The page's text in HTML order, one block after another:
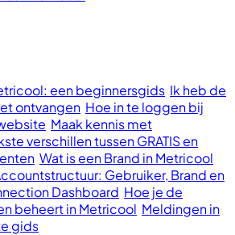
een beginnersgids Ik heb de
ontvangen Hoe in te loggen bij
Maak kennis met
verschillen tussen GRATIS en
Wat is een Brand in Metricool
Gebruiker, Brand en
Dashboard Hoe je de
beheert in Metricool Meldingen in
gids